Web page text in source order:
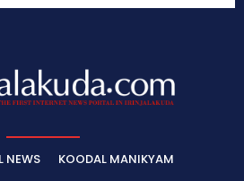
NEWS KOODAL MANIKYAM